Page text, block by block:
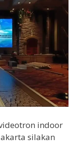
indoor
silakan